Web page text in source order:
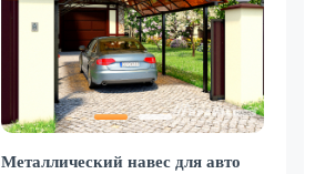
Металлический навес для авто